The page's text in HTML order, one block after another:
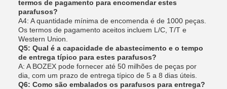
termos de pagamento para encomendar estes
parafusos?
A4: A quantidade mínima de encomenda é de 1000 peças.
Os termos de pagamento aceitos incluem L/C, T/T e
Western Union.
Q5: Qual é a capacidade de abastecimento e o tempo
de entrega típico para estes parafusos?
A: A BOZEX pode fornecer até 50 milhões de peças por
dia, com um prazo de entrega típico de 5 a 8 dias úteis.
Q6: Como são embalados os parafusos para entrega?